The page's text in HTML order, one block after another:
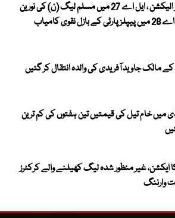
آزاد کشمیر الیکشن ، ایل اے 27 میں مسلم لیگ (ن) کی نورین
نقوی کامیاب
مالک جاوید آفریدی کی والدہ انتقال کر گئیں
میں خام تیل کی قیمتیں تین ہفتوں کی کم ترین
ایکشن، غیر منظور شدہ لیگ کھیلنے والے کرکٹرز
وارننگ